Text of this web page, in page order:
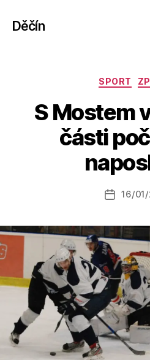
Děčín
SPORT
S Mostem
části
Datum
16/